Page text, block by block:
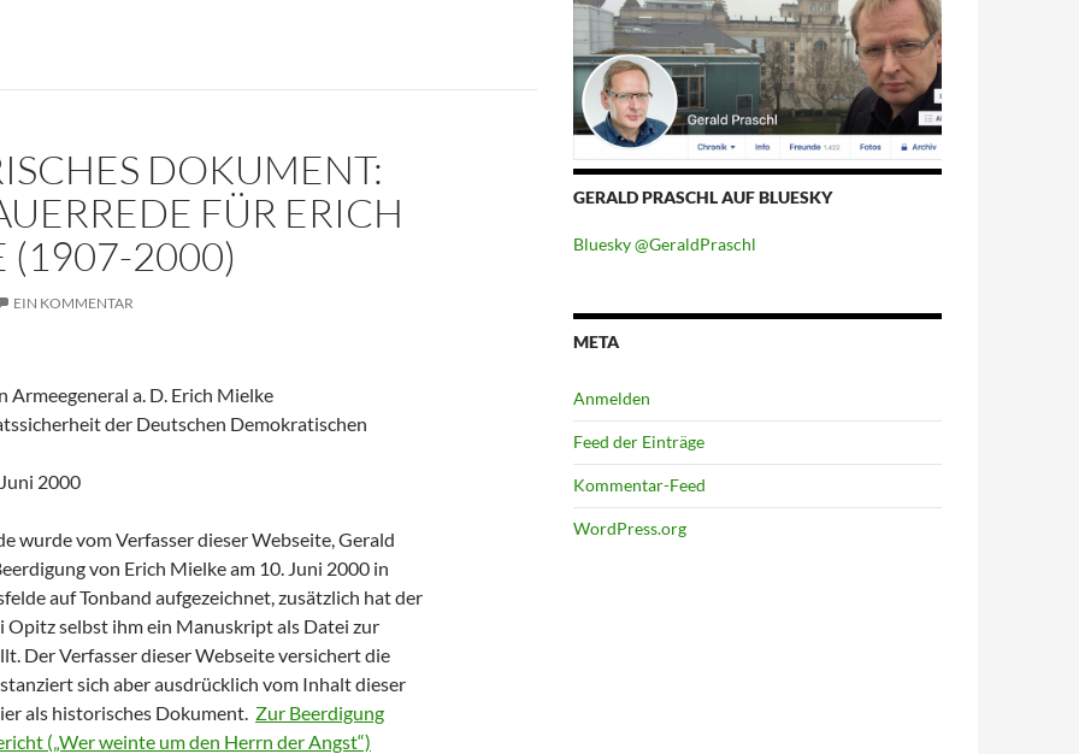
DOKUMENT:
FÜR ERICH
(1907-2000)
EIN KOMMENTAR
Armeegeneral a. D. Erich Mielke
der Deutschen Demokratischen
2000
wurde vom Verfasser dieser Webseite, Gerald
von Erich Mielke am 10. Juni 2000 in
auf Tonband aufgezeichnet, zusätzlich hat der
selbst ihm ein Manuskript als Datei zur
Der Verfasser dieser Webseite versichert die
sich aber ausdrücklich vom Inhalt dieser
als historisches Dokument. Zur Beerdigung
(„Wer weinte um den Herrn der Angst“)
GERALD PRASCHL AUF BLUESKY
Bluesky @GeraldPraschl
META
Anmelden
Feed der Einträge
Kommentar-Feed
WordPress.org